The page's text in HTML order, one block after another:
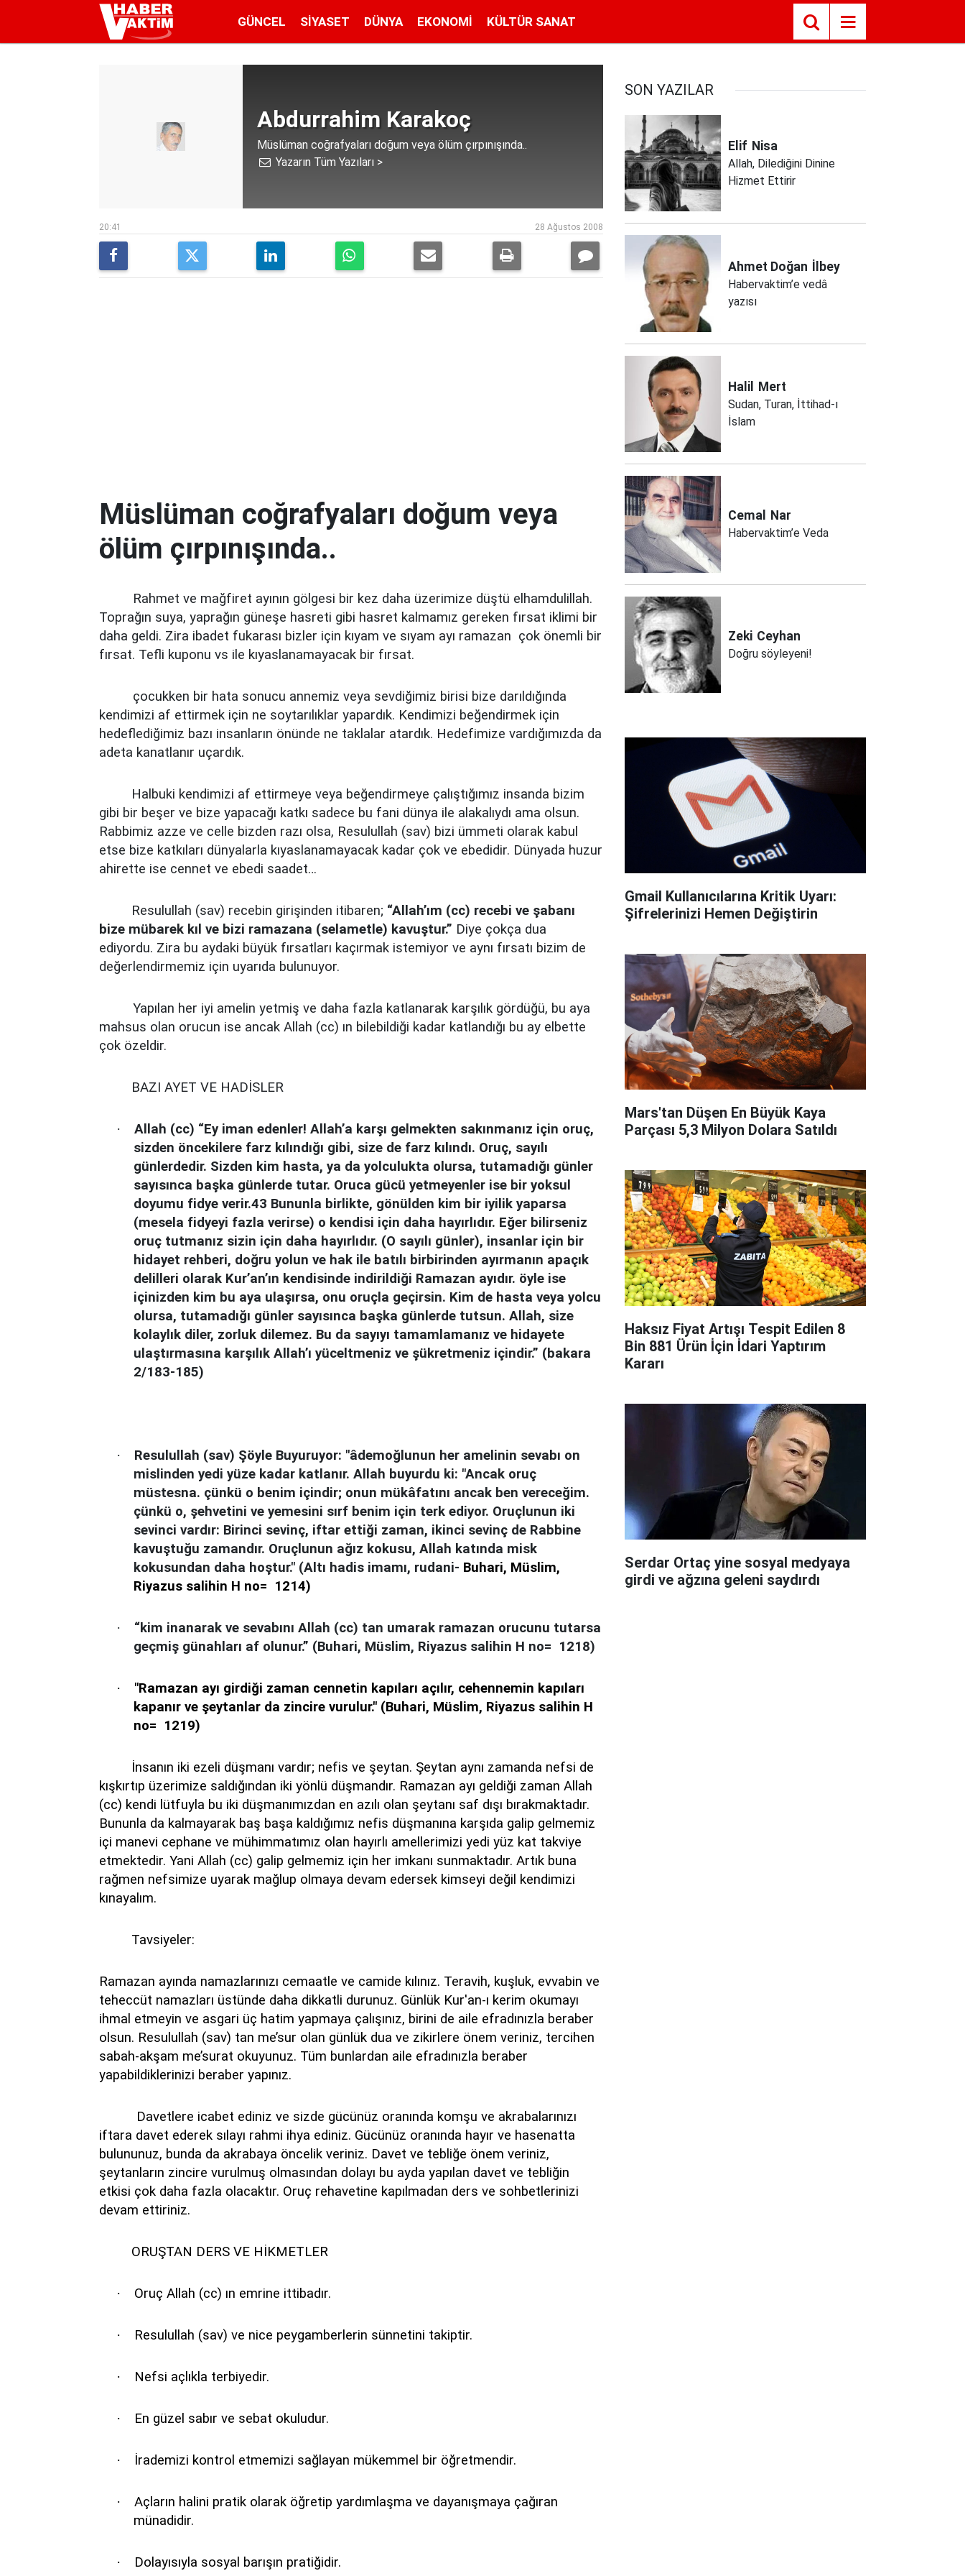
GÜNCEL SIYASET DÜNYA EKONOMI KÜLTÜR SANAT
Abdurrahim Karakoç
Müslüman coğrafyaları doğum veya ölüm çırpınışında..
Yazarın Tüm Yazıları >
20:41 28 Ağustos 2008
Müslüman coğrafyaları doğum veya
ölüm çırpınışında..
Rahmet ve mağfiret ayının gölgesi bir kez daha üzerimize düştü elhamdulillah.
Toprağın suya, yaprağın güneşe hasreti gibi hasret kalmamız gereken fırsat iklimi bir
daha geldi. Zira ibadet fukarası bizler için kıyam ve sıyam ayı ramazan çok önemli bir
fırsat. Tefli kuponu vs ile kıyaslanamayacak bir fırsat.
çocukken bir hata sonucu annemiz veya sevdiğimiz birisi bize darıldığında
kendimizi af ettirmek için ne soytarılıklar yapardık. Kendimizi beğendirmek için
hedeflediğimiz bazı insanların önünde ne taklalar atardık. Hedefimize vardığımızda da
adeta kanatlanır uçardık.
Halbuki kendimizi af ettirmeye veya beğendirmeye çalıştığımız insanda bizim
gibi bir beşer ve bize yapacağı katkı sadece bu fani dünya ile alakalıydı ama olsun.
Rabbimiz azze ve celle bizden razı olsa, Resulullah (sav) bizi ümmeti olarak kabul
etse bize katkıları dünyalarla kıyaslanamayacak kadar çok ve ebedidir. Dünyada huzur
ahirette ise cennet ve ebedi saadet…
Resulullah (sav) recebin girişinden itibaren; “Allah’ım (cc) recebi ve şabanı
bize mübarek kıl ve bizi ramazana (selametle) kavuştur.” Diye çokça dua
ediyordu. Zira bu aydaki büyük fırsatları kaçırmak istemiyor ve aynı fırsatı bizim de
değerlendirmemiz için uyarıda bulunuyor.
Yapılan her iyi amelin yetmiş ve daha fazla katlanarak karşılık gördüğü, bu aya
mahsus olan orucun ise ancak Allah (cc) ın bilebildiği kadar katlandığı bu ay elbette
çok özeldir.
BAZI AYET VE HADİSLER
·
Allah (cc) “Ey iman edenler! Allah’a karşı gelmekten sakınmanız için oruç,
sizden öncekilere farz kılındığı gibi, size de farz kılındı. Oruç, sayılı
günlerdedir. Sizden kim hasta, ya da yolculukta olursa, tutamadığı günler
sayısınca başka günlerde tutar. Oruca gücü yetmeyenler ise bir yoksul
doyumu fidye verir.43 Bununla birlikte, gönülden kim bir iyilik yaparsa
(mesela fidyeyi fazla verirse) o kendisi için daha hayırlıdır. Eğer bilirseniz
oruç tutmanız sizin için daha hayırlıdır. (O sayılı günler), insanlar için bir
hidayet rehberi, doğru yolun ve hak ile batılı birbirinden ayırmanın apaçık
delilleri olarak Kur’an’ın kendisinde indirildiği Ramazan ayıdır. öyle ise
içinizden kim bu aya ulaşırsa, onu oruçla geçirsin. Kim de hasta veya yolcu
olursa, tutamadığı günler sayısınca başka günlerde tutsun. Allah, size
kolaylık diler, zorluk dilemez. Bu da sayıyı tamamlamanız ve hidayete
ulaştırmasına karşılık Allah’ı yüceltmeniz ve şükretmeniz içindir.” (bakara
2/183-185)
·
Resulullah (sav) Şöyle Buyuruyor: "âdemoğlunun her amelinin sevabı on
mislinden yedi yüze kadar katlanır. Allah bu­yurdu ki: "Ancak oruç
müstesna. çünkü o be­nim içindir; onun mükâfatını ancak ben vere­ceğim.
çünkü o, şehvetini ve yemesini sırf be­nim için terk ediyor. Oruçlunun iki
sevinci vardır: Birinci sevinç, iftar ettiği zaman, ikin­ci sevinç de Rabbine
kavuştuğu zamandır. Oruçlunun ağız kokusu, Allah katında misk
kokusundan daha hoştur." (Altı hadis imamı, rudani- Buhari, Müslim,
Riyazus salihin H no= 1214)
·
“kim inanarak ve sevabını Allah (cc) tan umarak ramazan orucunu tutarsa
geçmiş günahları af olunur.” (Buhari, Müslim, Riyazus salihin H no= 1218)
·
"Ramazan ayı girdiği zaman cennetin kapıları açılır, cehennemin kapıları
kapanır ve şeytanlar da zincire vurulur." (Buhari, Müslim, Riyazus salihin H
no= 1219)
İnsanın iki ezeli düşmanı vardır; nefis ve şeytan. Şeytan aynı zamanda nefsi de
kışkırtıp üzerimize saldığından iki yönlü düşmandır. Ramazan ayı geldiği zaman Allah
(cc) kendi lütfuyla bu iki düşmanımızdan en azılı olan şeytanı saf dışı bırakmaktadır.
Bununla da kalmayarak baş başa kaldığımız nefis düşmanına karşıda galip gelmemiz
içi manevi cephane ve mühimmatımız olan hayırlı amellerimizi yedi yüz kat takviye
etmektedir. Yani Allah (cc) galip gelmemiz için her imkanı sunmaktadır. Artık buna
rağmen nefsimize uyarak mağlup olmaya devam edersek kimseyi değil kendimizi
kınayalım.
Tavsiyeler:
Ramazan ayında namazlarınızı cemaatle ve camide kılınız. Teravih, kuşluk, evvabin ve
teheccüt namazları üstünde daha dikkatli durunuz. Günlük Kur'an-ı kerim okumayı
ihmal etmeyin ve asgari üç hatim yapmaya çalışınız, birini de aile efradınızla beraber
olsun. Resulullah (sav) tan me’sur olan günlük dua ve zikirlere önem veriniz, tercihen
sabah-akşam me’surat okuyunuz. Tüm bunlardan aile efradınızla beraber
yapabildiklerinizi beraber yapınız.
Davetlere icabet ediniz ve sizde gücünüz oranında komşu ve akrabalarınızı
iftara davet ederek sılayı rahmi ihya ediniz. Gücünüz oranında hayır ve hasenatta
bulununuz, bunda da akrabaya öncelik veriniz. Davet ve tebliğe önem veriniz,
şeytanların zincire vurulmuş olmasından dolayı bu ayda yapılan davet ve tebliğin
etkisi çok daha fazla olacaktır. Oruç rehavetine kapılmadan ders ve sohbetlerinizi
devam ettiriniz.
ORUŞTAN DERS VE HİKMETLER
· Oruç Allah (cc) ın emrine ittibadır.
· Resulullah (sav) ve nice peygamberlerin sünnetini takiptir.
· Nefsi açlıkla terbiyedir.
· En güzel sabır ve sebat okuludur.
· İrademizi kontrol etmemizi sağlayan mükemmel bir öğretmendir.
·
Açların halini pratik olarak öğretip yardımlaşma ve dayanışmaya çağıran
münadidir.
· Dolayısıyla sosyal barışın pratiğidir.
SON YAZILAR
Elif Nisa
Allah, Dilediğini Dinine
Hizmet Ettirir
Ahmet Doğan İlbey
Habervaktim’e vedâ
yazısı
Halil Mert
Sudan, Turan, İttihad-ı
İslam
Cemal Nar
Habervaktim’e Veda
Zeki Ceyhan
Doğru söyleyeni!
Gmail Kullanıcılarına Kritik Uyarı:
Şifrelerinizi Hemen Değiştirin
Mars'tan Düşen En Büyük Kaya
Parçası 5,3 Milyon Dolara Satıldı
Haksız Fiyat Artışı Tespit Edilen 8
Bin 881 Ürün İçin İdari Yaptırım
Kararı
Serdar Ortaç yine sosyal medyaya
girdi ve ağzına geleni saydırdı